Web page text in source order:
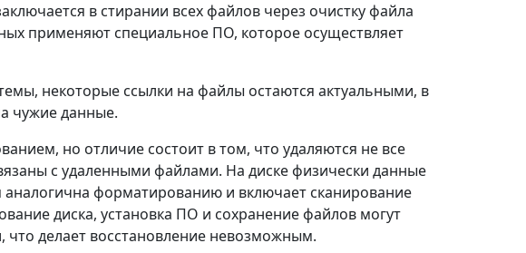
в стирании всех файлов через очистку файла
применяют специальное ПО, которое осуществляет
некоторые ссылки на файлы остаются актуальными, в
чужие данные.
но отличие состоит в том, что удаляются не все
с удаленными файлами. На диске физически данные
форматированию и включает сканирование
диска, установка ПО и сохранение файлов могут
делает восстановление невозможным.